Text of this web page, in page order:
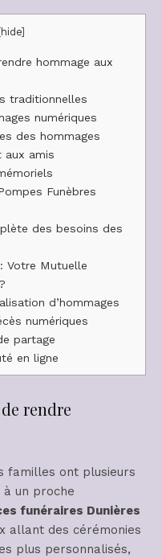
[hide]
hommage aux
traditionnelles
numériques
des hommages
aux amis
Funèbres
des besoins des
Votre Mutuelle
d’hommages
numériques
partage
en ligne
rendre
familles ont plusieurs
un proche
funéraires Dunières
allant des cérémonies
plus personnalisés,